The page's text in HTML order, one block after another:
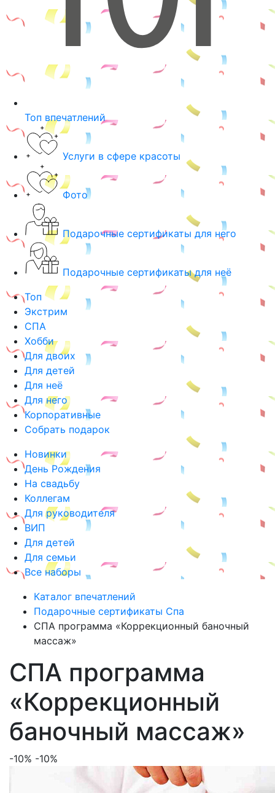
Топ впечатлений
Услуги в сфере красоты
Фото
Подарочные сертификаты для него
Подарочные сертификаты для неё
Топ
Экстрим
СПА
Хобби
Для двоих
Для детей
Для неё
Для него
Корпоративные
Собрать подарок
Новинки
День Рождения
На свадьбу
Коллегам
Для руководителя
ВИП
Для детей
Для семьи
Все наборы
Каталог впечатлений
Подарочные сертификаты Спа
СПА программа «Коррекционный баночный
массаж»
СПА программа
«Коррекционный
баночный массаж»
-10% -10%